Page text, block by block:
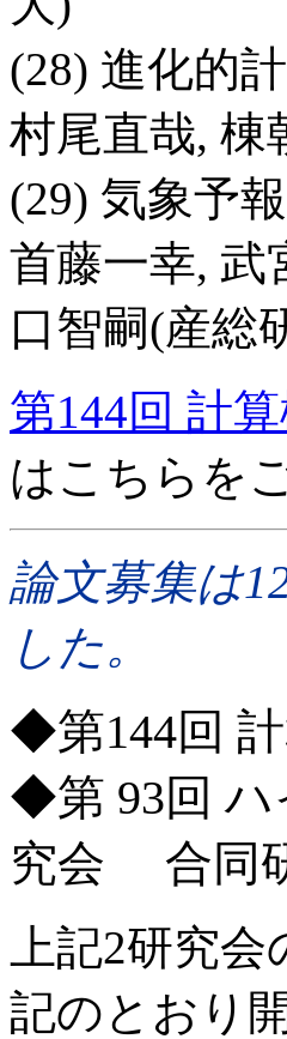
(28) 進化的
村尾直哉, 棟
(29) 気象予
首藤一幸, 武
口智嗣(産総
第144回 計
はこちらを
論文募集は
した。
◆第144回
◆第 93回 ハ
究会 合同
上記2研究
記のとおり